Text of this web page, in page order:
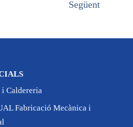
Següent
Caldereria
Fabricació Mecànica i